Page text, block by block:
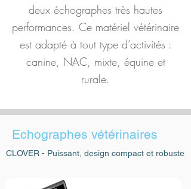
deux échographes très hautes
performances. Ce matériel vétérinaire
est adapté à tout type d’activités :
canine, NAC, mixte, équine et
rurale.
Echographes vétérinaires
CLOVER - Puissant, design compact et robuste